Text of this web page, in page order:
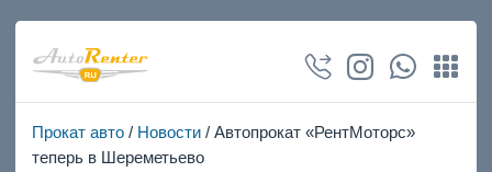
Прокат авто/ Новости/ Автопрокат «РентМоторс»
теперь в Шереметьево